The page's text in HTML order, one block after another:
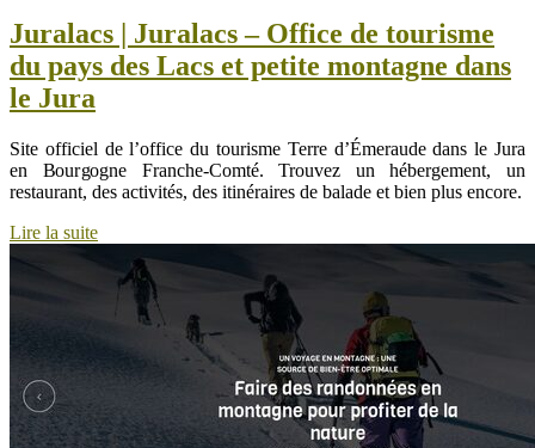
Juralacs | Juralacs – Office de tourisme
du pays des Lacs et petite montagne dans
le Jura
Site officiel de l’office du tourisme Terre d’Émeraude dans le Jura
en Bourgogne Franche-Comté. Trouvez un hébergement, un
restaurant, des activités, des itinéraires de balade et bien plus encore.
Lire la suite